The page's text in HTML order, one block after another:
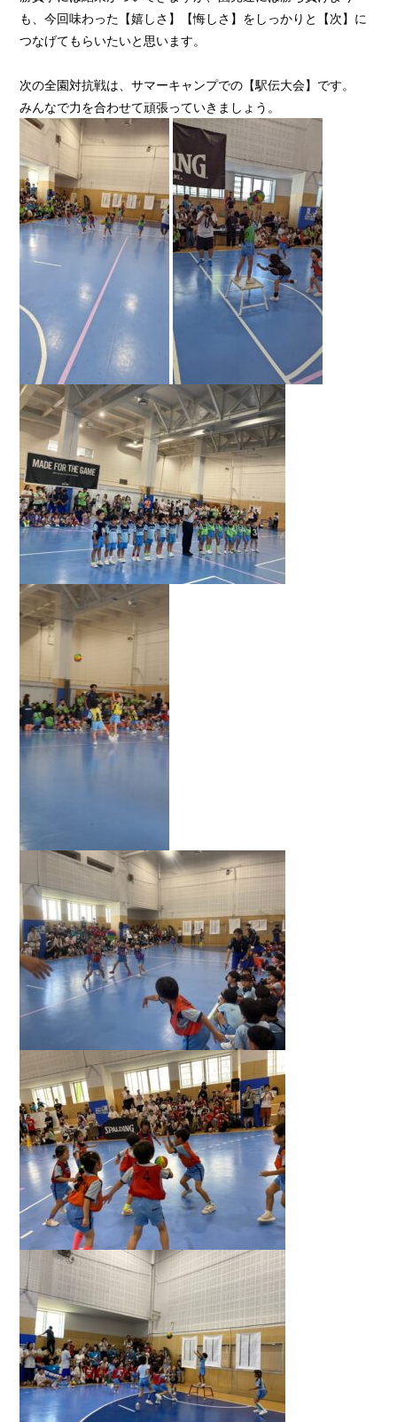
も、今回味わった【嬉しさ】【悔しさ】をしっかりと【次】に
つなげてもらいたいと思います。
次の全園対抗戦は、サマーキャンプでの【駅伝大会】です。
みんなで力を合わせて頑張っていきましょう。